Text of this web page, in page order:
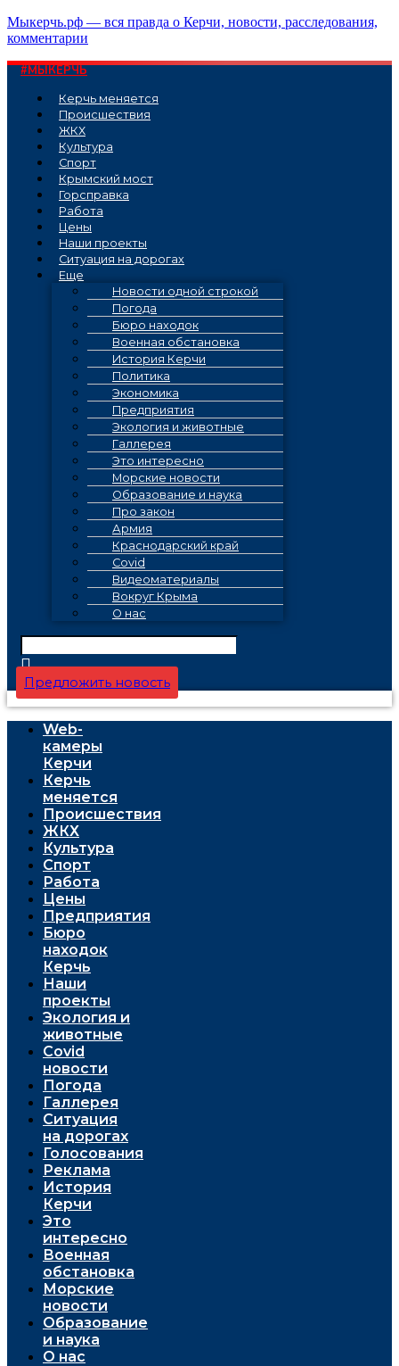
Перейти
к
Мыкерчь.рф — вся правда о Керчи, новости, расследования,
комментарии
#МЫКЕРЧЬ
Керчь меняется
Проиcшествия
ЖКХ
Культура
Спорт
Крымский мост
Горсправка
Работа
Цены
Наши проекты
Ситуация на дорогах
Еще
Новости одной строкой
Погода
Бюро находок
Военная обстановка
История Керчи
Политика
Экономика
Предприятия
Экология и животные
Галлерея
Это интересно
Морские новости
Образование и наука
Про закон
Армия
Краснодарский край
Covid
Видеоматериалы
Вокруг Крыма
О нас
Предложить новость
Web-
камеры
Керчи
Керчь
меняется
Проиcшествия
ЖКХ
Культура
Спорт
Работа
Цены
Предприятия
Бюро
находок
Керчь
Наши
проекты
Экология и
животные
Covid
новости
Погода
Галлерея
Ситуация
на дорогах
Голосования
Реклама
История
Керчи
Это
интересно
Военная
обстановка
Морские
новости
Образование
и наука
О нас